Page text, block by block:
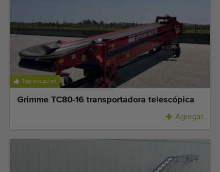
Top occasion
Grimme TC80-16 transportadora telescópica
Agregar